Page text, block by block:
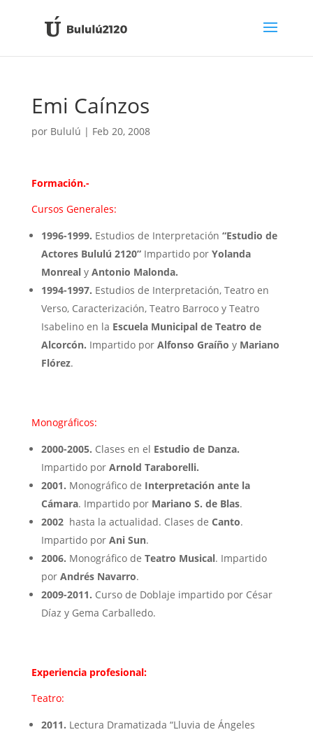
Emi Caínzos
por Bululú | Feb 20, 2008
Formación.-
Cursos Generales:
1996-1999. Estudios de Interpretación “Estudio de
Actores Bululú 2120”Impartido por Yolanda
Monreal yAntonio Malonda.
1994-1997. Estudios de Interpretación, Teatro en
Verso, Caracterización, Teatro Barroco y Teatro
Isabelino en la Escuela Municipal de Teatro de
Alcorcón. Impartido por Alfonso Graíño y Mariano
Flórez.
Monográficos:
2000-2005. Clases en el Estudio de Danza.
Impartido por Arnold Taraborelli.
2001. Monográfico de Interpretación ante la
Cámara. Impartido por Mariano S. de Blas.
2002 hasta la actualidad. Clases de Canto.
Impartido por Ani Sun.
2006. Monográfico de Teatro Musical. Impartido
por Andrés Navarro.
2009-2011. Curso de Doblaje impartido por César
Díaz y Gema Carballedo.
Experiencia profesional:
Teatro:
2011. Lectura Dramatizada “Lluvia de Ángeles